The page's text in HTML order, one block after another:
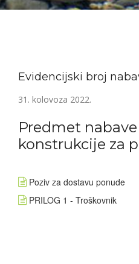
Evidencijski broj
31. kolovoza 2022.
Predmet
konstrukcije za
Poziv za dostavu ponude
PRILOG 1 - Troškovnik